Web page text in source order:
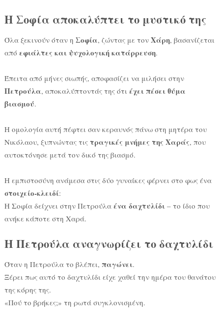
Η Σοφία αποκαλύπτει το μυστικό της
Όλα ξεκινούν όταν η Σοφία, ζώντας με τον Χάρη, βασανίζεται
από εφιάλτες και ψυχολογική κατάρρευση.
Έπειτα από μήνες σιωπής, αποφασίζει να μιλήσει στην
Πετρούλα, αποκαλύπτοντάς της ότι έχει πέσει θύμα
βιασμού.
Η ομολογία αυτή πέφτει σαν κεραυνός πάνω στη μητέρα του
Νικόλαου, ξυπνώντας τις τραγικές μνήμες της Χαράς, που
αυτοκτόνησε μετά τον δικό της βιασμό.
Η εμπιστοσύνη ανάμεσα στις δύο γυναίκες φέρνει στο φως ένα
στοιχείο-κλειδί:
Η Σοφία δείχνει στην Πετρούλα ένα δαχτυλίδι– το ίδιο που
ανήκε κάποτε στη Χαρά.
Η Πετρούλα αναγνωρίζει το δαχτυλίδι
Όταν η Πετρούλα το βλέπει, παγώνει.
Ξέρει πως αυτό το δαχτυλίδι είχε χαθεί την ημέρα του θανάτου
της κόρης της.
«Πού το βρήκες;» τη ρωτά συγκλονισμένη.